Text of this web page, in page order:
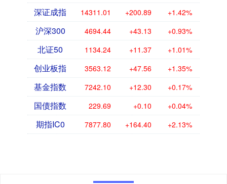
深证成指 14311.01 +200.89 +1.42%
沪深300 4694.44 +43.13 +0.93%
北证50 1134.24 +11.37 +1.01%
创业板指 3563.12 +47.56 +1.35%
基金指数 7242.10 +12.30 +0.17%
国债指数 229.69 +0.10 +0.04%
期指IC0 7877.80 +164.40 +2.13%